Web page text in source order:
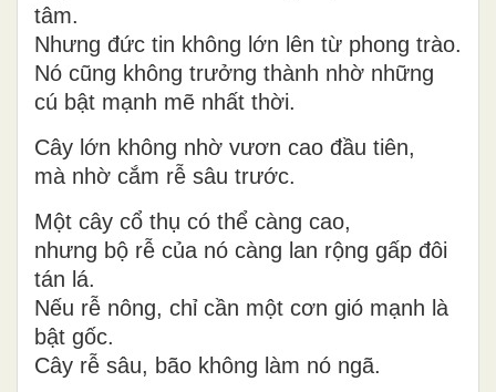
tâm.
Nhưng đức tin không lớn lên từ phong trào.
Nó cũng không trưởng thành nhờ những
cú bật mạnh mẽ nhất thời.
Cây lớn không nhờ vươn cao đầu tiên,
mà nhờ cắm rễ sâu trước.
Một cây cổ thụ có thể càng cao,
nhưng bộ rễ của nó càng lan rộng gấp đôi
tán lá.
Nếu rễ nông, chỉ cần một cơn gió mạnh là
bật gốc.
Cây rễ sâu, bão không làm nó ngã.